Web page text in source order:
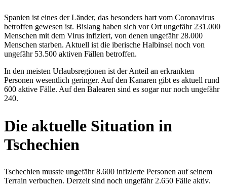
Spanien ist eines der Länder, das besonders hart vom Coronavirus
betroffen gewesen ist. Bislang haben sich vor Ort ungefähr 231.000
Menschen mit dem Virus infiziert, von denen ungefähr 28.000
Menschen starben. Aktuell ist die iberische Halbinsel noch von
ungefähr 53.500 aktiven Fällen betroffen.
In den meisten Urlaubsregionen ist der Anteil an erkrankten
Personen wesentlich geringer. Auf den Kanaren gibt es aktuell rund
600 aktive Fälle. Auf den Balearen sind es sogar nur noch ungefähr
240.
Die aktuelle Situation in
Tschechien
Tschechien musste ungefähr 8.600 infizierte Personen auf seinem
Terrain verbuchen. Derzeit sind noch ungefähr 2.650 Fälle aktiv.